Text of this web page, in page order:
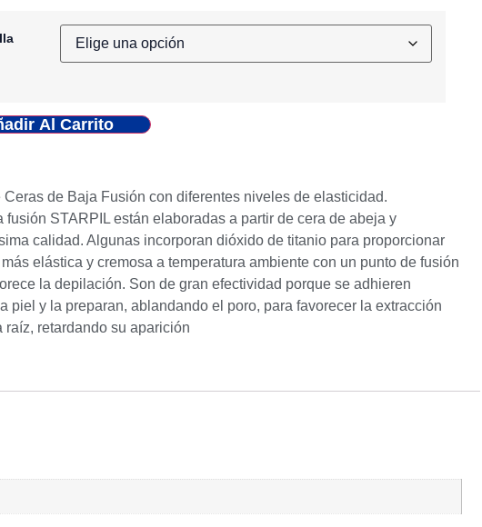
Al Carrito
Ceras de Baja Fusión con diferentes niveles de elasticidad.
fusión STARPIL están elaboradas a partir de cera de abeja y
calidad. Algunas incorporan dióxido de titanio para proporcionar
elástica y cremosa a temperatura ambiente con un punto de fusión
la depilación. Son de gran efectividad porque se adhieren
piel y la preparan, ablandando el poro, para favorecer la extracción
raíz, retardando su aparición